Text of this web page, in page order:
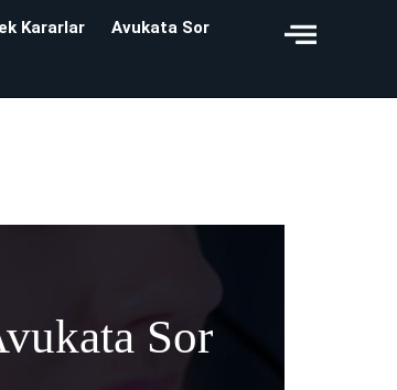
Kararlar
Avukata Sor
Sor